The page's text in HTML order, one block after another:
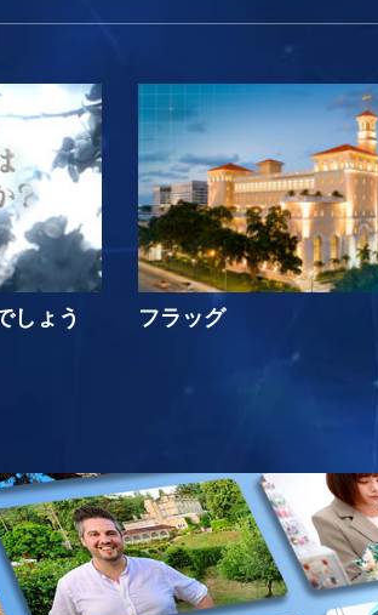
しょう
フラッグ